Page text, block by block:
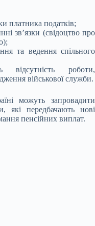
платника податків;
зв’язки (свідоцтво про
та ведення спільного
роботи,
військової служби.
можуть запровадити
які передбачають нові
пенсійних виплат.